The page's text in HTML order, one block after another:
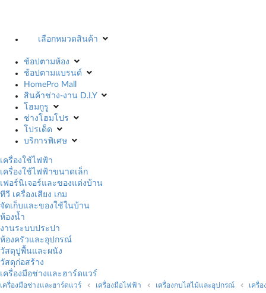
เลือกหมวดสินค้า
ช้อปตามห้อง
ช้อปตามแบรนด์
HomePro Mall
สินค้าช่าง-งาน D.I.Y
โฮมกูรู
ช่างโฮมโปร
โปรเด็ด
บริการพิเศษ
เครื่องใช้ไฟฟ้า
เครื่องใช้ไฟฟ้าขนาดเล็ก
เฟอร์นิเจอร์และของแต่งบ้าน
ทีวี เครื่องเสียง เกม
จัดเก็บและของใช้ในบ้าน
ห้องน้ำ
งานระบบประปา
ห้องครัวและอุปกรณ์
วัสดุปูพื้นและผนัง
วัสดุก่อสร้าง
เครื่องมือช่างและฮาร์ดแวร์
เครื่องมือช่างและฮาร์ดแวร์ เครื่องมือไฟฟ้า เครื่องกบไสไม้และอุปกรณ์ เครื่